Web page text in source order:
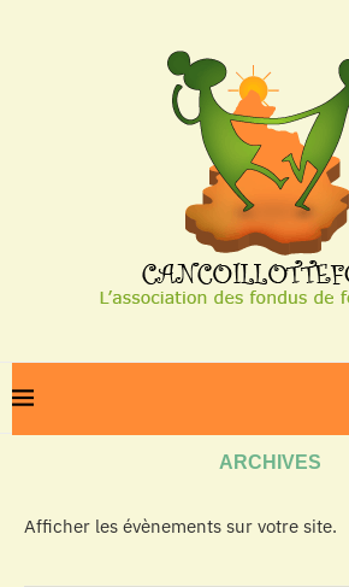
ARCHIVES
Afficher les évènements sur votre site.